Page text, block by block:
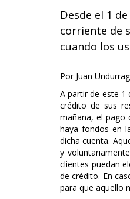
Desde el 1
corriente de
cuando los
Por Juan
A partir de este 1
crédito de sus
mañana, el pago
haya fondos en
dicha cuenta.
y
clientes puedan
de crédito. En
para que aquello